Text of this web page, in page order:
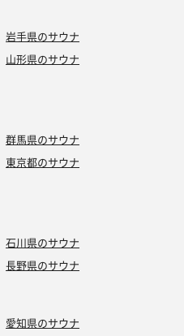
寝湯に入る。じんわりと温ま
稀有かもしれません。（浴槽
前にはおみやげも多々。
分 7分
岩手県のサウナ
山形県のサウナ
群馬県のサウナ
東京都のサウナ
石川県のサウナ
長野県のサウナ
愛知県のサウナ